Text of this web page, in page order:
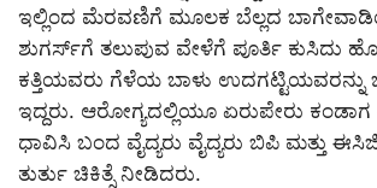
ಇಲ್ಲಿಂದ ಮೆರವಣಿಗೆ ಮೂಲಕ ಬೆಲ್ಲದ
ಶುಗರ್ಸ್‌ಗೆ ತಲುಪುವ ವೇಳೆಗೆ ಪೂರ್ತಿ ಕುಸಿದು
ಕತ್ತಿಯವರು ಗೆಳೆಯ ಬಾಳು ಉದಗಟ್ಟಿಯವರನ್ನು
ಇದ್ದರು. ಆರೋಗ್ಯದಲ್ಲಿಯೂ ಏರುಪೇರು ಕಂಡಾಗ
ಧಾವಿಸಿ ಬಂದ ವೈದ್ಯರು ವೈದ್ಯರು ಬಿಪಿ ಮತ್ತು
ತುರ್ತು ಚಿಕಿತ್ಸೆ ನೀಡಿದರು.